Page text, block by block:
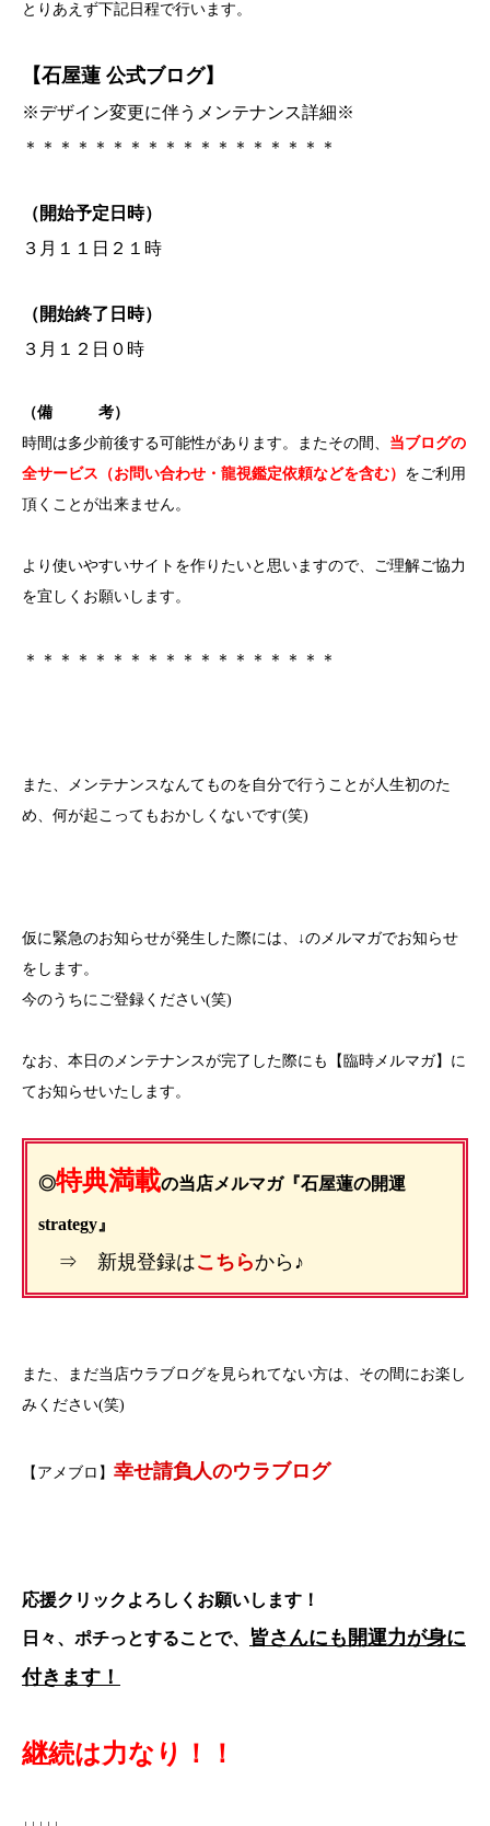
とりあえず下記日程で行います。
【石屋蓮 公式ブログ】
※デザイン変更に伴うメンテナンス詳細※
＊＊＊＊＊＊＊＊＊＊＊＊＊＊＊＊＊＊
（開始予定日時）
３月１１日２１時
（開始終了日時）
３月１２日０時
（備 考）
時間は多少前後する可能性があります。またその間、 当ブログの
全サービス（お問い合わせ・龍視鑑定依頼などを含む） をご利用
頂くことが出来ません。
より使いやすいサイトを作りたいと思いますので、ご理解ご協力
を宜しくお願いします。
＊＊＊＊＊＊＊＊＊＊＊＊＊＊＊＊＊＊
また、メンテナンスなんてものを自分で行うことが人生初のた
め、何が起こってもおかしくないです(笑)
仮に緊急のお知らせが発生した際には、↓のメルマガでお知らせ
をします。
今のうちにご登録ください(笑)
なお、本日のメンテナンスが完了した際にも【臨時メルマガ】に
てお知らせいたします。
◎特典満載の当店メルマガ『石屋蓮の開運
strategy』
⇒ 新規登録はこちらから♪
また、まだ当店ウラブログを見られてない方は、その間にお楽し
みください(笑)
【アメブロ】 幸せ請負人のウラブログ
応援クリックよろしくお願いします！
日々、ポチっとすることで、 皆さんにも開運力が身に
付きます！
継続は力なり！！